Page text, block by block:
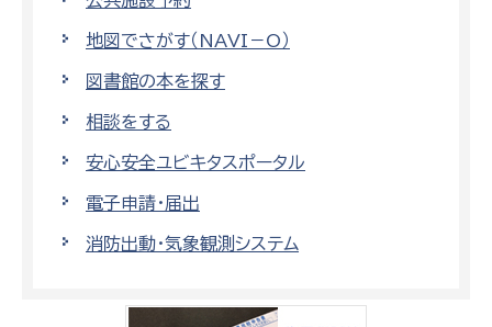
地図でさがす（NAVI－O）
図書館の本を探す
相談をする
安心安全ユビキタスポータル
電子申請・届出
消防出動・気象観測システム